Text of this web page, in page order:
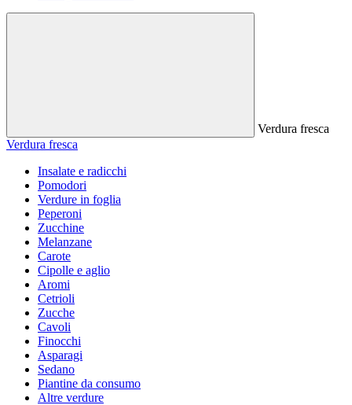
Verdura fresca
Verdura fresca
Insalate e radicchi
Pomodori
Verdure in foglia
Peperoni
Zucchine
Melanzane
Carote
Cipolle e aglio
Aromi
Cetrioli
Zucche
Cavoli
Finocchi
Asparagi
Sedano
Piantine da consumo
Altre verdure